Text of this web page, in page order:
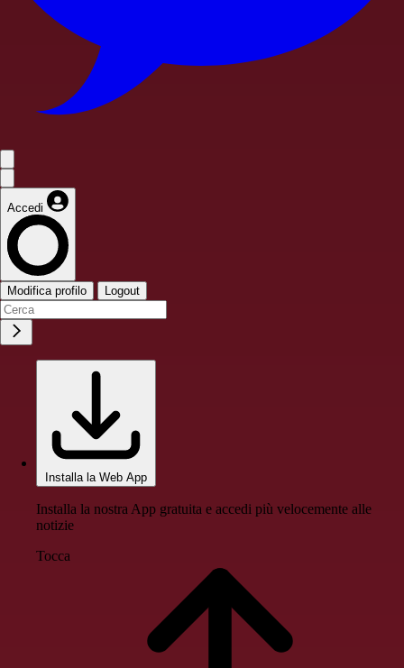
Accedi
Modifica profilo Logout
Installa la Web App
Installa la nostra App gratuita e accedi più velocemente alle
notizie
Tocca